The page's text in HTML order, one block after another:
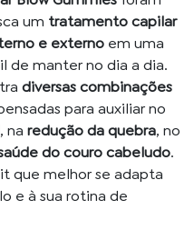
um tratamento capilar
e externo em uma
de manter no dia a dia.
diversas combinações
para auxiliar no
, na redução da quebra, no
do couro cabeludo.
que melhor se adapta
e à sua rotina de